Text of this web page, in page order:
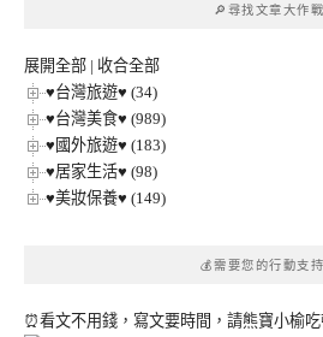
🔎尋找文章大作戰
展開全部 | 收合全部
♥台灣旅遊♥ (34)
♥台灣美食♥ (989)
♥國外旅遊♥ (183)
♥居家生活♥ (98)
♥美妝保養♥ (149)
💰需要您的行動支
⏰看文不用錢，寫文要時間，請熊寶小榆吃